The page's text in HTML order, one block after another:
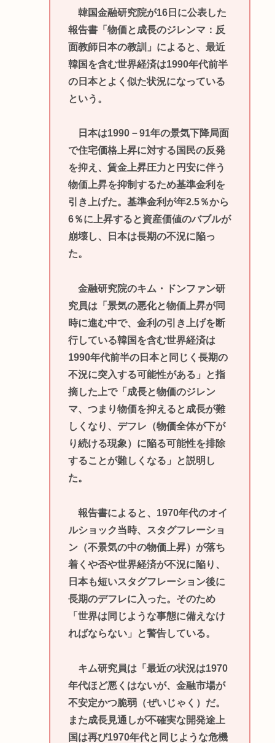
韓国金融研究院が16日に公表した
報告書「物価と成長のジレンマ：反
面教師日本の教訓」によると、最近
韓国を含む世界経済は1990年代前半
の日本とよく似た状況になっている
という。
日本は1990－91年の景気下降局面
で住宅価格上昇に対する国民の反発
を抑え、賃金上昇圧力と円安に伴う
物価上昇を抑制するため基準金利を
引き上げた。基準金利が年2.5％から
6％に上昇すると資産価値のバブルが
崩壊し、日本は長期の不況に陥っ
た。
金融研究院のキム・ドンファン研
究員は「景気の悪化と物価上昇が同
時に進む中で、金利の引き上げを断
行している韓国を含む世界経済は
1990年代前半の日本と同じく長期の
不況に突入する可能性がある」と指
摘した上で「成長と物価のジレン
マ、つまり物価を抑えると成長が難
しくなり、デフレ（物価全体が下が
り続ける現象）に陥る可能性を排除
することが難しくなる」と説明し
た。
報告書によると、1970年代のオイ
ルショック当時、スタグフレーショ
ン（不景気の中の物価上昇）が落ち
着くや否や世界経済が不況に陥り、
日本も短いスタグフレーション後に
長期のデフレに入った。そのため
「世界は同じような事態に備えなけ
ればならない」と警告している。
キム研究員は「最近の状況は1970
年代ほど悪くはないが、金融市場が
不安定かつ脆弱（ぜいじゃく）だ。
また成長見通しが不確実な開発途上
国は再び1970年代と同じような危機